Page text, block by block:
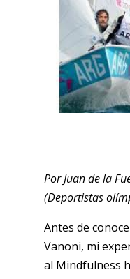
Por Juan de la
(Deportistas
Antes de
Vanoni, mi
al Mindfulness